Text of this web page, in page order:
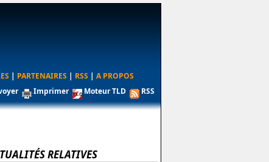
| PARTENAIRES | RSS | A PROPOS
Imprimer Moteur TLD RSS
RELATIVES